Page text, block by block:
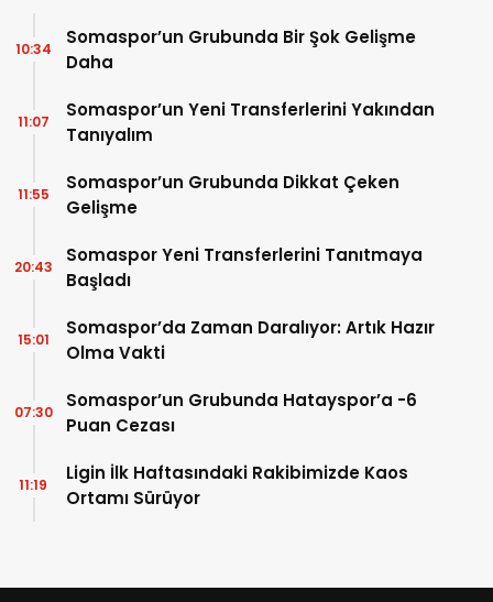
Somaspor’un Grubunda Bir Şok Gelişme
Daha
10:34
Somaspor’un Yeni Transferlerini Yakından
Tanıyalım
11:07
Somaspor’un Grubunda Dikkat Çeken
Gelişme
11:55
Somaspor Yeni Transferlerini Tanıtmaya
Başladı
20:43
Somaspor’da Zaman Daralıyor: Artık Hazır
Olma Vakti
15:01
Somaspor’un Grubunda Hatayspor’a -6
Puan Cezası
07:30
Ligin İlk Haftasındaki Rakibimizde Kaos
Ortamı Sürüyor
11:19